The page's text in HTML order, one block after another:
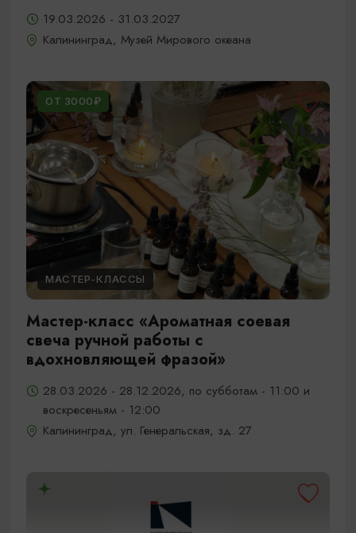
19.03.2026 - 31.03.2027
Калининград, Музей Мирового океана
ОТ 3000₽
МАСТЕР-КЛАССЫ
Мастер-класс «Ароматная соевая
свеча ручной работы с
вдохновляющей фразой»
28.03.2026 - 28.12.2026, по субботам - 11:00 и
воскресеньям - 12:00
Калининград, ул. Генеральская, зд. 27